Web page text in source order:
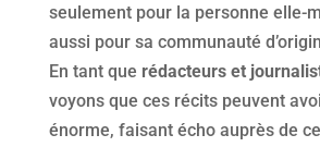
seulement pour la personne elle-
aussi pour sa communauté
En tant que rédacteurs et
voyons que ces récits peuvent
énorme, faisant écho auprès de